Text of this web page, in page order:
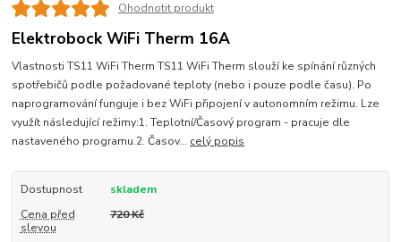
Ohodnotit produkt
Elektrobock WiFi Therm 16A
Vlastnosti TS11 WiFi Therm TS11 WiFi Therm slouží ke spínání různých
spotřebičů podle požadované teploty (nebo i pouze podle času). Po
naprogramování funguje i bez WiFi připojení v autonomním režimu. Lze
využít následující režimy:1. Teplotní/Časový program - pracuje dle
nastaveného programu.2. Časov... celý popis
Dostupnost
skladem
Cena před
slevou
720 Kč